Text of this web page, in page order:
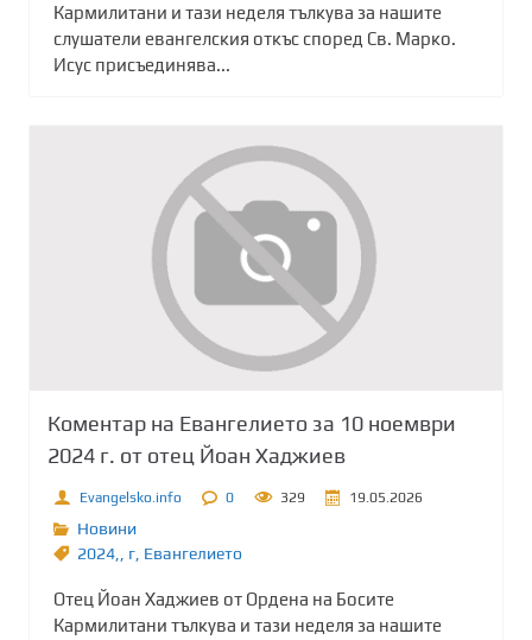
Кармилитани и тази неделя тълкува за нашите
слушатели евангелския откъс според Св. Марко.
Исус присъединява...
Коментар на Евангелието за 10 ноември
2024 г. от отец Йоан Хаджиев
Evangelsko.info 0 329 19.05.2026
Новини
2024,, г, Евангелието
Отец Йоан Хаджиев от Ордена на Босите
Кармилитани тълкува и тази неделя за нашите